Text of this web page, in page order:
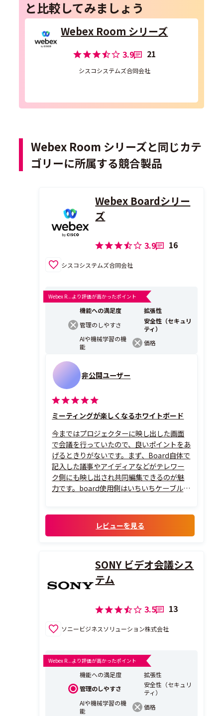
と比較してみましょう
Webex Room シリーズ
3.9 21
シスコシステムズ合同会社
Webex Room シリーズと同じカテ
ゴリーに所属する競合製品
Webex Boardシリー
ズ
3.9 16
シスコシステムズ合同会社
Webex R...より評価が高かったポイント
機能への満足度
拡張性
管理のしやすさ
安全性（セキュリ
ティ）
AIや機械学習の機
能
価格
非公開ユーザー
ミーティングが楽しくなるホワイトボード
今まではプロジェクターに映し出した画面
で会議を行っていたので、良いポイントをあ
げるときりがないです。まず、Board自体で
記入した議事やアイディアなどがテレワー
ク側にも映し出され共同編集できるのが魅
力です。board使用側はいちいちケーブルに
レビューを見る
SONY ビデオ会議シス
テム
3.5 13
ソニービジネスソリューション株式会社
Webex R...より評価が高かったポイント
機能への満足度
拡張性
管理のしやすさ
安全性（セキュリ
ティ）
AIや機械学習の機
能
価格